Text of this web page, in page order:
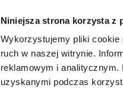
Niniejsza strona korzysta z
Wykorzystujemy pliki cookie
ruch w naszej witrynie.
reklamowym i analitycznym.
uzyskanymi podczas
Chronograf (stoper)
Klasyczny
Dla mężczyzny
Timex Nederland B.V.
Traurusavenue 17, 2132 LS
tel.:+44 (800) 2088049